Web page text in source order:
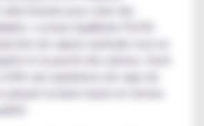
pour créer des
La base équilibrée PG/VG
de vapeur optimale tout en
offrir une expérience de vape de